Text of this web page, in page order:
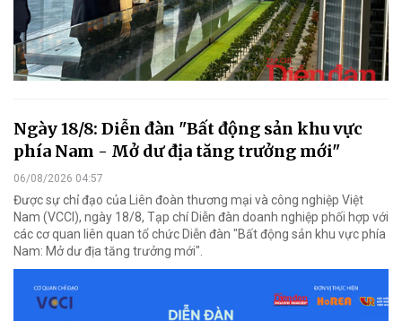
Ngày 18/8: Diễn đàn "Bất động sản khu vực
phía Nam - Mở dư địa tăng trưởng mới"
06/08/2026 04:57
Được sự chỉ đạo của Liên đoàn thương mại và công nghiệp Việt
Nam (VCCI), ngày 18/8, Tạp chí Diễn đàn doanh nghiệp phối hợp với
các cơ quan liên quan tổ chức Diễn đàn "Bất động sản khu vực phía
Nam: Mở dư địa tăng trưởng mới".